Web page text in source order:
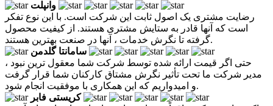
وانپلت
رضایت مشتری یک اصول ثابت این شرکت است. با این نوع تفکر
است که آنها قادر به ستایش مشتری هستند. از کیفیت محصول
گرفته تا نگرش خدمات ، آنها در صنعت بهترین هستند.
سامانتا گلدمن
حتی اگر قیمت ارائه شده توسط شرکت شما معقول ترین نبود ،
مدیر شرکت ما تحت تأثیر نگرش مشتاق کارکنان شما قرار گرفت
و امیدواریم که این همکاری با موفقیت انجام شود.
کریستی فابر